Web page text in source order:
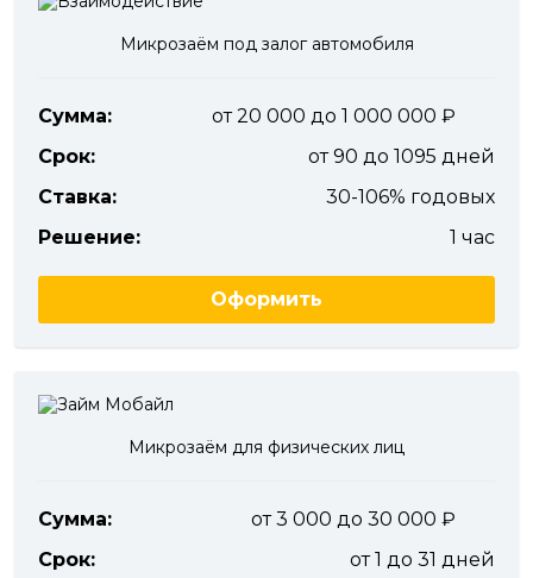
Микрозаём под залог автомобиля
Сумма:
от 20 000 до 1 000 000
Срок:
от 90 до 1095 дней
Ставка:
30-106% годовых
Решение:
1 час
Оформить
Микрозаём для физических лиц
Сумма:
от 3 000 до 30 000
Срок:
от 1 до 31 дней